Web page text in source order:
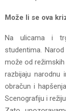
Može li se ova
Na ulicama i
studentima.
može od
razbijaju narodnu
obračun i
Scenografiju i